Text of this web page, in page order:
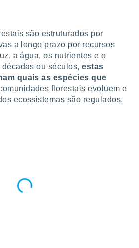
são estruturados por
a longo prazo por recursos
a água, os nutrientes e o
décadas ou séculos,estas
quais as espécies que
florestais evoluem e
ecossistemas são regulados.